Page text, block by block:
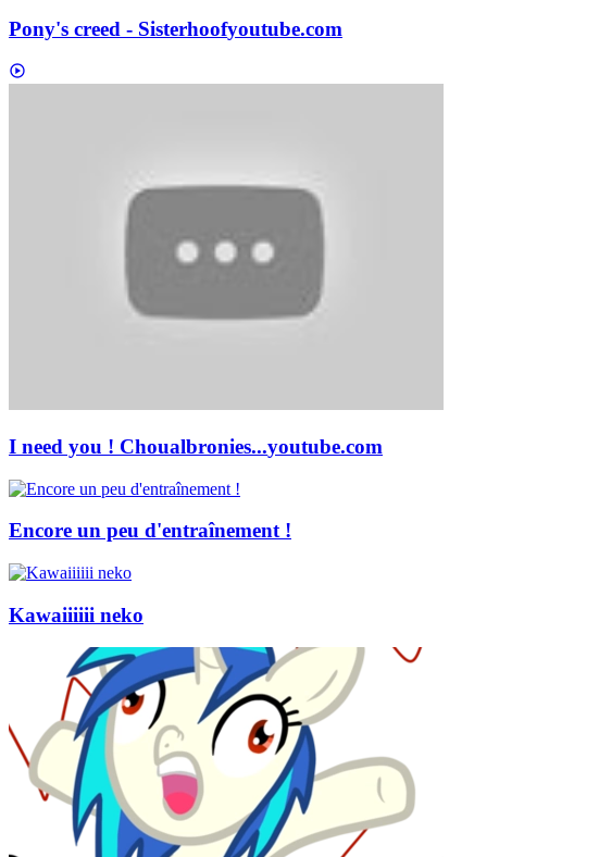
Pony's creed - Sisterhoofyoutube.com
I need you ! Choualbronies...youtube.com
Encore un peu d'entraînement !
Kawaiiiiii neko